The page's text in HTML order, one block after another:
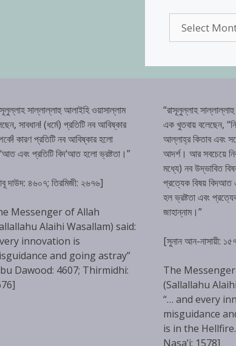
সাল্লাল্লাহু আলাইহি ওয়াসাল্লাম
সাবধান! (ধর্মে) প্রতিটি নব আবিষ্কার
কারণ প্রতিটি নব আবিষ্কার হলো
এবং প্রতিটি বিদ‘আত হলো ভ্রষ্টতা।”
দাউদ: ৪৬০৭; তিরমিজী: ২৬৭৬]
Messenger of Allah
Alaihi Wasallam) said:
innovation is
and going astray”
Dawood: 4607; Thirmidhi:
“রাসূলুল্লাহ
এক খুতবায় বলেছেন,
আল্লাহ্‌র কিতাব এবং
আদর্শ। আর সবচেয়ে
মধ্যে) নব উদ্ভাবিত
প্রত্যেক বিষয়
হল ভ্রষ্টতা এবং
জাহান্নাম।”
[সুনান আন-নাসায়ী:
The
(Sallallahu
“… and every
misguidance
is in the
Nasa’i: 1578]